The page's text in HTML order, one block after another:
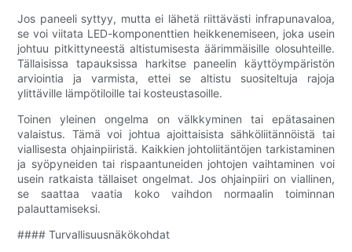
Jos paneeli syttyy, mutta ei lähetä riittävästi infrapunavaloa,
se voi viitata LED-komponenttien heikkenemiseen, joka usein
johtuu pitkittyneestä altistumisesta äärimmäisille olosuhteille.
Tällaisissa tapauksissa harkitse paneelin käyttöympäristön
arviointia ja varmista, ettei se altistu suositeltuja rajoja
ylittäville lämpötiloille tai kosteustasoille.
Toinen yleinen ongelma on välkkyminen tai epätasainen
valaistus. Tämä voi johtua ajoittaisista sähköliitännöistä tai
viallisesta ohjainpiiristä. Kaikkien johtoliitäntöjen tarkistaminen
ja syöpyneiden tai rispaantuneiden johtojen vaihtaminen voi
usein ratkaista tällaiset ongelmat. Jos ohjainpiiri on viallinen,
se saattaa vaatia koko vaihdon normaalin toiminnan
palauttamiseksi.
#### Turvallisuusnäkökohdat